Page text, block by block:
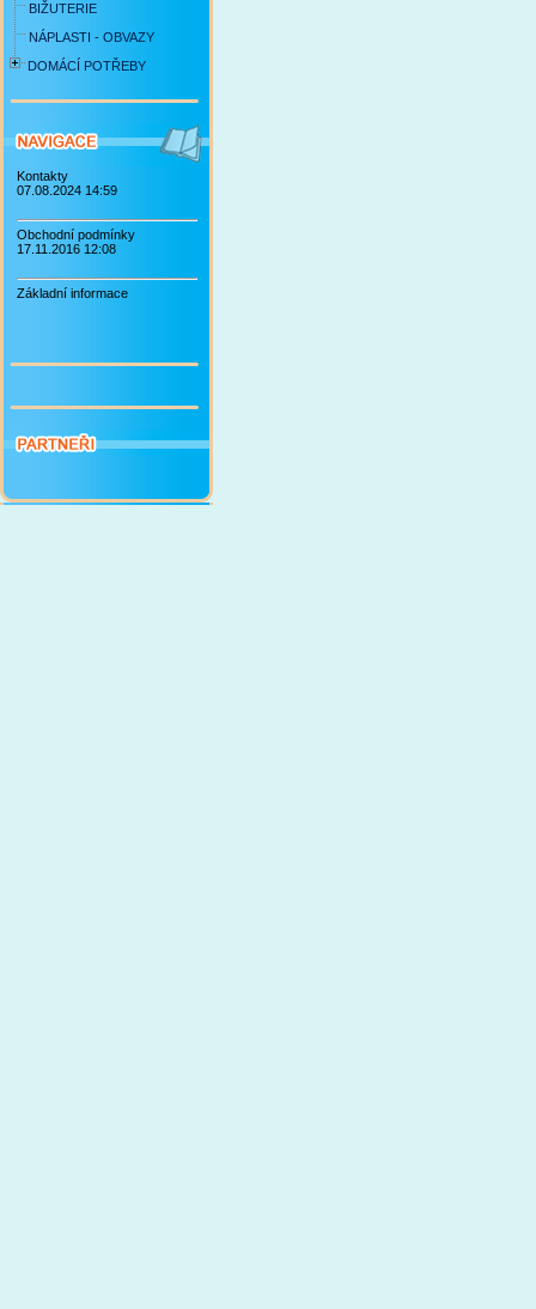
BIŽUTERIE
NÁPLASTI - OBVAZY
DOMÁCÍ POTŘEBY
Kontakty
07.08.2024 14:59
Obchodní podmínky
17.11.2016 12:08
Základní informace